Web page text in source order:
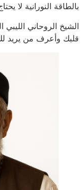
بالطاقة النورانية لا يحتاج
الشيخ الروحاني
قلبك وأعرف من يريد لك السوء